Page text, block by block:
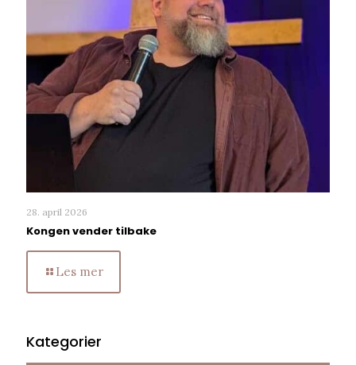
28. april 2026
Kongen vender tilbake
Les mer
Kategorier